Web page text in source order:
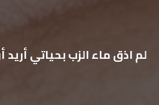
لم اذق ماء الزب بحياتي